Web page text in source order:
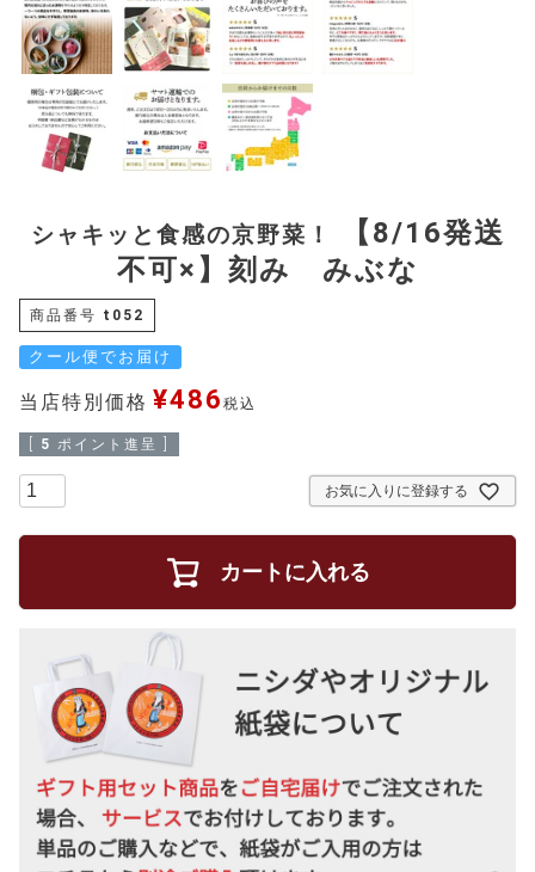
シャキッと食感の京野菜！
【8/16発送
不可×】刻み みぶな
商品番号 t052
クール便でお届け
当店特別価格 ¥486 税込
5 ポイント進呈 ]
お気に入りに登録する
カートに入れる